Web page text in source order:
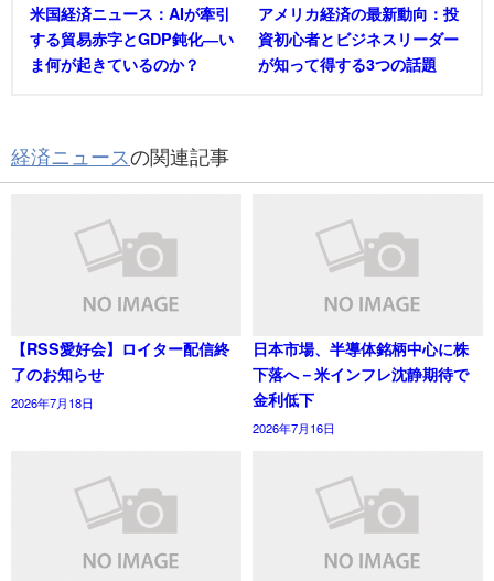
米国経済ニュース：AIが牽引
する貿易赤字とGDP鈍化―い
ま何が起きているのか？
アメリカ経済の最新動向：投
資初心者とビジネスリーダー
が知って得する3つの話題
経済ニュースの関連記事
【RSS愛好会】ロイター配信終
了のお知らせ
2026年7月18日
日本市場、半導体銘柄中心に株
下落へ－米インフレ沈静期待で
金利低下
2026年7月16日